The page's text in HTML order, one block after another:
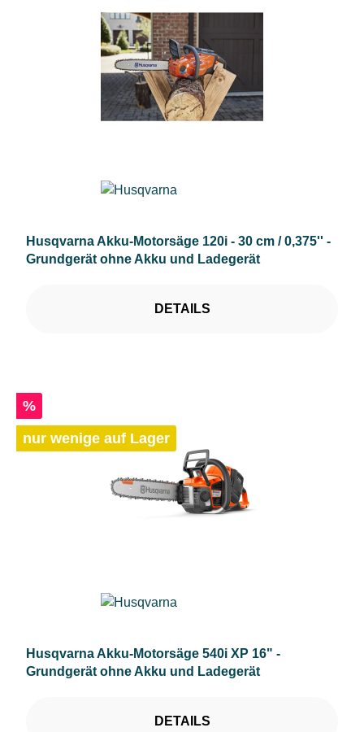
Husqvarna Akku-Motorsäge 120i - 30 cm / 0,375'' -
Grundgerät ohne Akku und Ladegerät
DETAILS
Rabatt
%
nur wenige auf Lager
Husqvarna Akku-Motorsäge 540i XP 16" -
Grundgerät ohne Akku und Ladegerät
DETAILS